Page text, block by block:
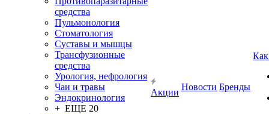
средства
Пульмонология
Стоматология
Суставы и мышцы
Трансфузионные
средства
Урология, нефрология
Чаи и травы
Эндокринология
+ ЕЩЕ 20
Акции
Новости Бренды